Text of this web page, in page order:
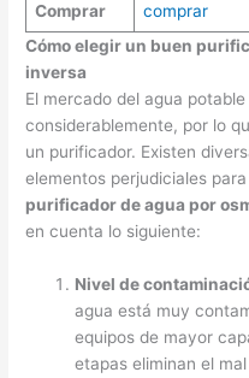
Comprar
comprar
Cómo elegir un buen
inversa
El mercado del agua
considerablemente, por lo
un purificador. Existen
elementos perjudiciales
purificador de agua por
en cuenta lo siguiente:
Nivel de
agua está muy
equipos de mayor
etapas eliminan el